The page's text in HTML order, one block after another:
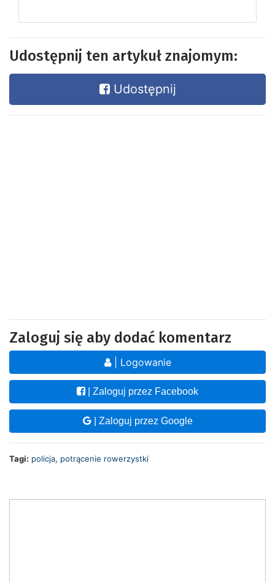
Udostępnij ten artykuł znajomym:
Udostępnij
Zaloguj się aby dodać komentarz
| Logowanie
| Zaloguj przez Facebook
| Zaloguj przez Google
Tagi: policja, potrącenie rowerzystki